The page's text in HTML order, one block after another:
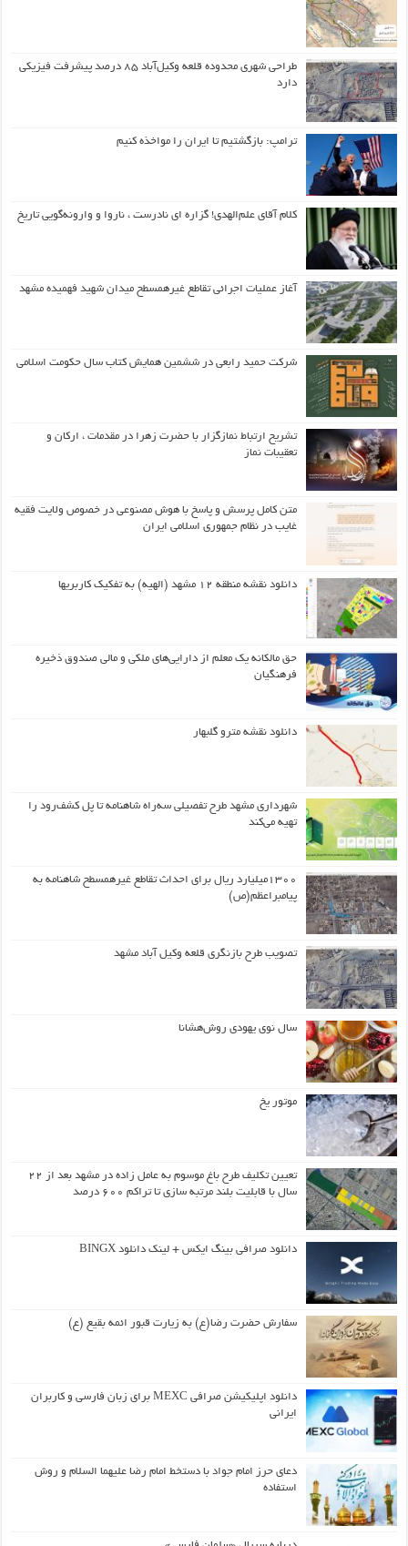
طراحی شهری محدوده قلعه وکیل‌آباد ۸۵ درصد پیشرفت فیزیکی
دارد
ترامپ: بازگشتیم تا ایران را مواخذه کنیم
کلام آقای علم‌الهدی! گزاره ای نادرست ، ناروا و وارونه‌گویی تاریخ
آغاز عملیات اجرائی تقاطع غیرهمسطح میدان شهید فهمیده مشهد
شرکت حمید رابعی در ششمین همایش کتاب سال حکومت اسلامی
تشریح ارتباط نمازگزار با حضرت زهرا در مقدمات ، ارکان و
تعقیبات نماز
متن کامل پرسش و پاسخ با هوش مصنوعی در خصوص ولایت فقیه
غایب در نظام جمهوری اسلامی ایران
دانلود نقشه منطقه ۱۲ مشهد (الهیه) به تفکیک کاربریها
حق مالکانه یک معلم از دارایی‌های ملکی و مالی صندوق ذخیره
فرهنگیان
دانلود نقشه مترو گلبهار
شهرداری مشهد طرح تفصیلی سه‌راه شاهنامه تا پل کشف‌رود را
تهیه می‌کند
۱۳۰۰میلیارد ریال برای احداث تقاطع غیرهمسطح شاهنامه به
پیامبراعظم(ص)
تصویب طرح بازنگری قلعه وکیل آباد مشهد
سال نوی یهودی روش‌هشانا
موتور یخ
تعیین تکلیف طرح باغ موسوم به عامل زاده در مشهد بعد از ۲۲
سال با قابلیت بلند مرتبه سازی تا تراکم ۶۰۰ درصد
دانلود صرافی بینگ ایکس + لینک دانلود BINGX
سفارش حضرت رضا(ع) به زیارت قبور ائمه بقیع (ع)
دانلود اپلیکیشن صرافی MEXC برای زبان فارسی و کاربران
ایرانی
دعای حرز امام جواد با دستخط امام رضا علیهما السلام و روش
استفاده